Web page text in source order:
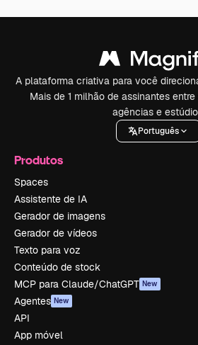
A plataforma criativa para você
Mais de 1 milhão de assinantes
agências e
Português
Produtos
Spaces
Assistente de IA
Gerador de imagens
Gerador de vídeos
Texto para voz
Conteúdo de stock
MCP para Claude/ChatGPT New
Agentes New
API
App móvel